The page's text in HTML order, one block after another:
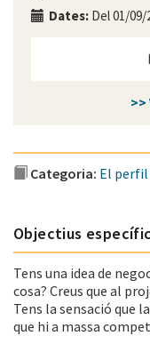
Dates: Del 01/09/
>>
Categoria: El perfil
Objectius
Tens una idea de
cosa? Creus que al
Tens la sensació que
que hi a massa